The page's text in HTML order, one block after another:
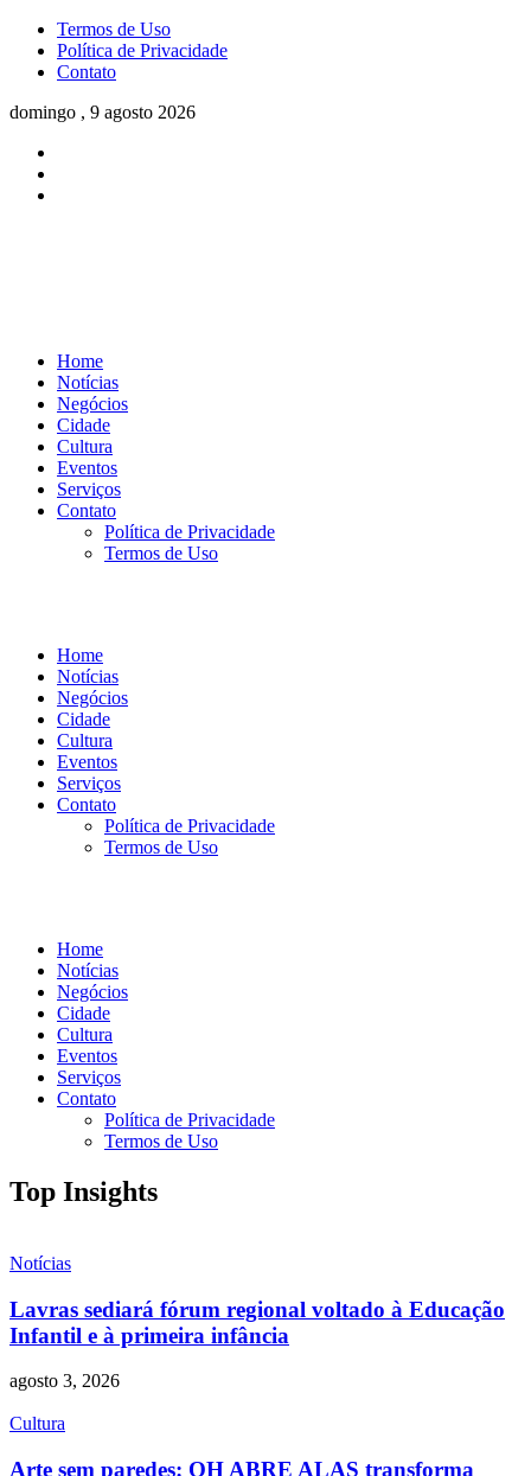
Termos de Uso
Política de Privacidade
Contato
domingo , 9 agosto 2026
Home
Notícias
Negócios
Cidade
Cultura
Eventos
Serviços
Contato
Política de Privacidade
Termos de Uso
Home
Notícias
Negócios
Cidade
Cultura
Eventos
Serviços
Contato
Política de Privacidade
Termos de Uso
Home
Notícias
Negócios
Cidade
Cultura
Eventos
Serviços
Contato
Política de Privacidade
Termos de Uso
Top Insights
Notícias
Lavras sediará fórum regional voltado à Educação
Infantil e à primeira infância
agosto 3, 2026
Cultura
Arte sem paredes: OH ABRE ALAS transforma